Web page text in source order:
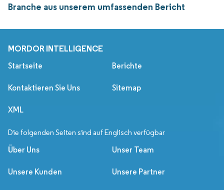
Branche aus unserem umfassenden Bericht
MORDOR INTELLIGENCE
Startseite Berichte
Kontaktieren Sie Uns Sitemap
XML
Die folgenden Seiten sind auf Englisch verfügbar
Über Uns Unser Team
Unsere Kunden Unsere Partner